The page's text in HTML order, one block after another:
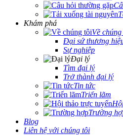
Khám phá
Về
Đại sứ thương
Sự nghiệp
Đại lý
Tìm đại lý
Trở thành đại lý
Tin tức
Triển lãm
Trường
Blog
Liên hệ với chúng tôi